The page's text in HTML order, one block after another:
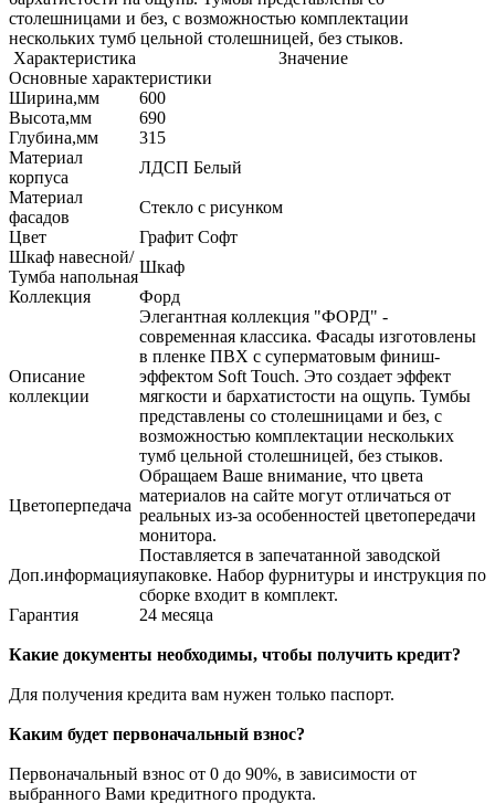
столешницами и без, с возможностью комплектации
нескольких тумб цельной столешницей, без стыков.
Характеристика
Значение
Основные характеристики
Ширина,мм
600
Высота,мм
690
Глубина,мм
315
Материал
корпуса
ЛДСП Белый
Материал
фасадов
Стекло с рисунком
Цвет
Графит Софт
Шкаф навесной/
Тумба напольная
Шкаф
Коллекция
Форд
Описание
коллекции
Элегантная коллекция "ФОРД" -
современная классика. Фасады изготовлены
в пленке ПВХ с суперматовым финиш-
эффектом Soft Touch. Это создает эффект
мягкости и бархатистости на ощупь. Тумбы
представлены со столешницами и без, с
возможностью комплектации нескольких
тумб цельной столешницей, без стыков.
Цветоперпедача
Обращаем Ваше внимание, что цвета
материалов на сайте могут отличаться от
реальных из-за особенностей цветопередачи
монитора.
Доп.информация
Поставляется в запечатанной заводской
упаковке. Набор фурнитуры и инструкция по
сборке входит в комплект.
Гарантия
24 месяца
Какие документы необходимы, чтобы получить кредит?
Для получения кредита вам нужен только паспорт.
Каким будет первоначальный взнос?
Первоначальный взнос от 0 до 90%, в зависимости от
выбранного Вами кредитного продукта.